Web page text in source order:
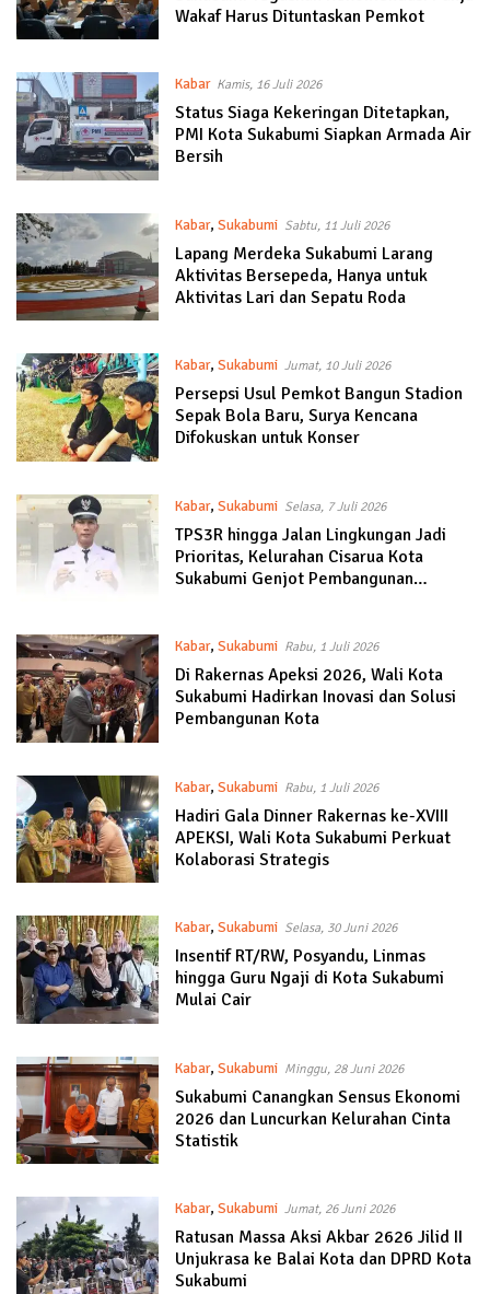
Wakaf Harus Dituntaskan Pemkot
Kabar Kamis, 16 Juli 2026
Status Siaga Kekeringan Ditetapkan,
PMI Kota Sukabumi Siapkan Armada Air
Bersih
Kabar, Sukabumi Sabtu, 11 Juli 2026
Lapang Merdeka Sukabumi Larang
Aktivitas Bersepeda, Hanya untuk
Aktivitas Lari dan Sepatu Roda
Kabar, Sukabumi Jumat, 10 Juli 2026
Persepsi Usul Pemkot Bangun Stadion
Sepak Bola Baru, Surya Kencana
Difokuskan untuk Konser
Kabar, Sukabumi Selasa, 7 Juli 2026
TPS3R hingga Jalan Lingkungan Jadi
Prioritas, Kelurahan Cisarua Kota
Sukabumi Genjot Pembangunan
Kabar, Sukabumi Rabu, 1 Juli 2026
Di Rakernas Apeksi 2026, Wali Kota
Sukabumi Hadirkan Inovasi dan Solusi
Pembangunan Kota
Kabar, Sukabumi Rabu, 1 Juli 2026
Hadiri Gala Dinner Rakernas ke-XVIII
APEKSI, Wali Kota Sukabumi Perkuat
Kolaborasi Strategis
Kabar, Sukabumi Selasa, 30 Juni 2026
Insentif RT/RW, Posyandu, Linmas
hingga Guru Ngaji di Kota Sukabumi
Mulai Cair
Kabar, Sukabumi Minggu, 28 Juni 2026
Sukabumi Canangkan Sensus Ekonomi
2026 dan Luncurkan Kelurahan Cinta
Statistik
Kabar, Sukabumi Jumat, 26 Juni 2026
Ratusan Massa Aksi Akbar 2626 Jilid II
Unjukrasa ke Balai Kota dan DPRD Kota
Sukabumi